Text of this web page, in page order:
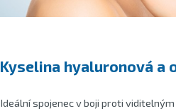
Kyselina hyaluronová a
Ideální spojenec v boji proti